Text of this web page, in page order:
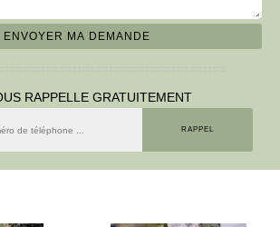
RAPPELLE GRATUITEMENT